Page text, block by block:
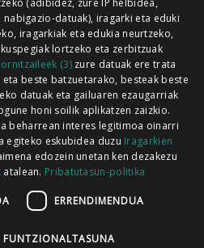
garatua
OHARRA PUBLIZITATEA
RSS
(adibidez, zure IP helbidea,
datuak), iragarki eta eduki
iragarkiak eta edukia neurtzeko,
lortzeko eta zerbitzuak
(3)zure datuak ere trata
beste batzuetarako, besteak beste
datuak eta gailuaren ezaugarriak
honi soilik aplikatzen zaizkio.
beharrean interes legitimoa oinarri
egiteko eskubidea duzu Iragarkien
edozein unetan ken dezakezu
atalean. Pribatutasun-politika
ERRENDIMENDUA
FUNTZIONALTASUNA